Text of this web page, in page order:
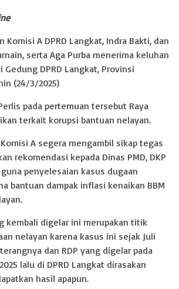
Komisi A DPRD Langkat, Indra Bakti, dan
serta Aga Purba menerima keluhan
Gedung DPRD Langkat, Provinsi
(24/3/2025)
pada pertemuan tersebut Raya
terkait korupsi bantuan nelayan.
A segera mengambil sikap tegas
rekomendasi kepada Dinas PMD, DKP
penyelesaian kasus dugaan
bantuan dampak inflasi kenaikan BBM
kembali digelar ini merupakan titik
nelayan karena kasus ini sejak Juli
dan RDP yang digelar pada
lalu di DPRD Langkat dirasakan
hasil apapun.